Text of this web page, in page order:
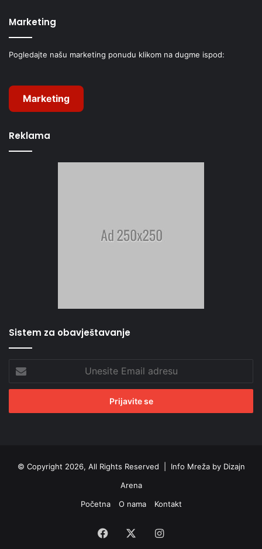
Marketing
Pogledajte našu marketing ponudu klikom na dugme ispod:
Marketing
Reklama
Sistem za obavještavanje
Unesite
Email
adresu
© Copyright 2026, All Rights Reserved | Info Mreža by Dizajn
Arena
Početna
O nama Kontakt
Facebook Instagram